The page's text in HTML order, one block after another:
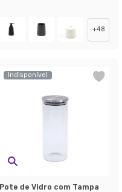
+48
Indisponível
Pote de Vidro com Tampa